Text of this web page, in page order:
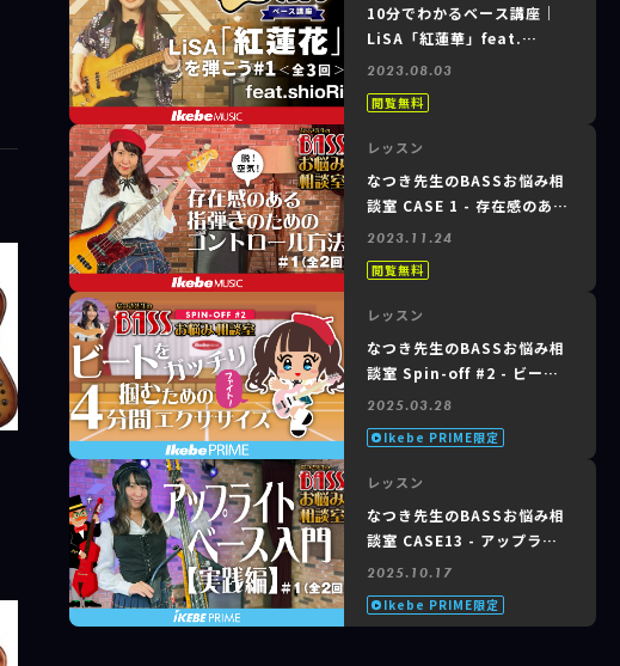
10分でわかるベース講座｜
LiSA「紅蓮華」feat.
shioRi #1 of 3
2023.08.03
閲覧無料
レッスン
なつき先生のBASSお悩み相
談室 CASE 1 - 存在感のある
指弾きのためのコントロール
2023.11.24
閲覧無料
レッスン
なつき先生のBASSお悩み相
談室 Spin-off #2 - ビート
をガッチリ掴むための４分間
2025.03.28
Ikebe PRIME限定
レッスン
なつき先生のBASSお悩み相
談室 CASE13 - アップライ
トベース入門【実践編】#1
2025.10.17
Ikebe PRIME限定